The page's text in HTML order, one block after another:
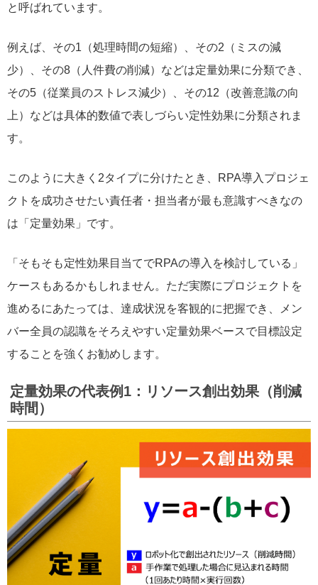
と呼ばれています。
例えば、その1（処理時間の短縮）、その2（ミスの減
少）、その8（人件費の削減）などは定量効果に分類でき、
その5（従業員のストレス減少）、その12（改善意識の向
上）などは具体的数値で表しづらい定性効果に分類されま
す。
このように大きく2タイプに分けたとき、RPA導入プロジェ
クトを成功させたい責任者・担当者が最も意識すべきなの
は「定量効果」です。
「そもそも定性効果目当てでRPAの導入を検討している」
ケースもあるかもしれません。ただ実際にプロジェクトを
進めるにあたっては、達成状況を客観的に把握でき、メン
バー全員の認識をそろえやすい定量効果ベースで目標設定
することを強くお勧めします。
定量効果の代表例1：リソース創出効果（削減
時間）